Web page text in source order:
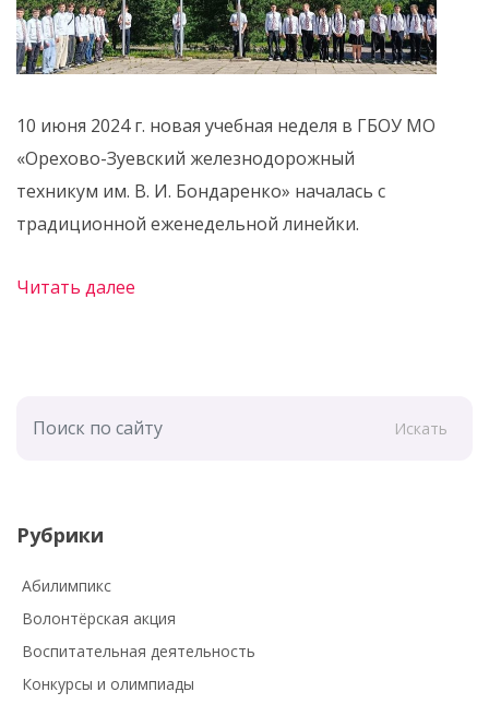
10 июня 2024 г. новая учебная неделя в ГБОУ МО
«Орехово-Зуевский железнодорожный
техникум им. В. И. Бондаренко» началась с
традиционной еженедельной линейки.
Читать далее
Искать
Рубрики
Абилимпикс
Волонтёрская акция
Воспитательная деятельность
Конкурсы и олимпиады